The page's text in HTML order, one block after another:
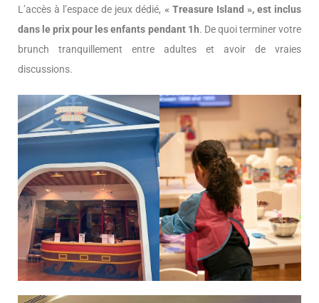
L’accès à l’espace de jeux dédié, « Treasure Island », est inclus
dans le prix pour les enfants pendant 1h. De quoi terminer votre
brunch tranquillement entre adultes et avoir de vraies
discussions.